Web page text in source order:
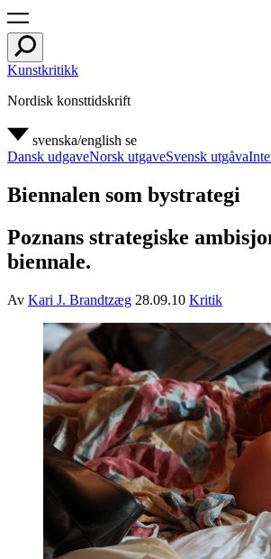
Kunstkritikk
Nordisk konsttidskrift
svenska/english se
Dansk udgaveNorsk utgaveSvensk utgåva
Biennalen som bystrategi
Poznans strategiske
biennale.
Av Kari J. Brandtzæg 28.09.10 Kritik